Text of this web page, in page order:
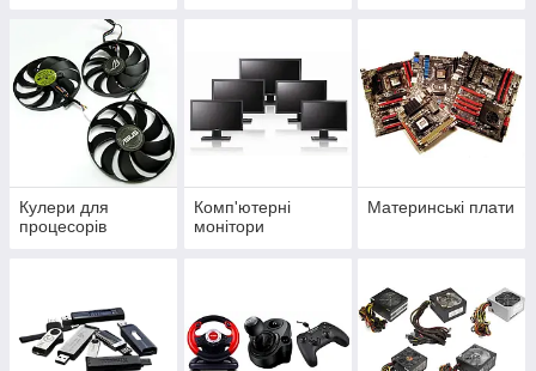
Кулери для
процесорів
Комп'ютерні
монітори
Материнські плати